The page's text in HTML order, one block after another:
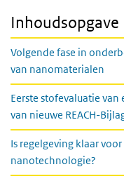
Inhoudsopgave
Volgende fase in
van nanomaterialen
Eerste stofevaluatie
van nieuwe REACH-
Is regelgeving klaar
nanotechnologie?